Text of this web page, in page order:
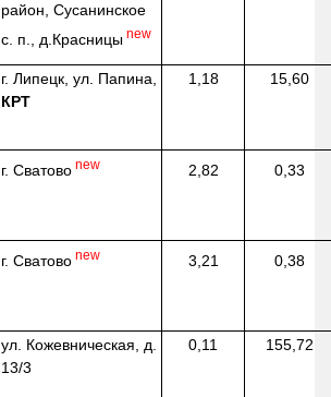
район, Сусанинское
с. п., д.Красницы new
г. Липецк, ул. Папина,
КРТ
1,18 15,60
г. Сватово new 2,82 0,33
г. Сватово new 3,21 0,38
ул. Кожевническая, д.
13/3
0,11 155,72